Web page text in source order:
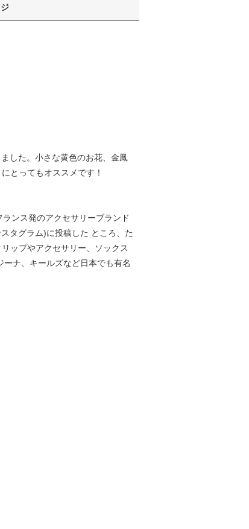
した。小さな黄色のお花、金鳳
とってもオススメです！
ンス発のアクセサリーブランド
タグラム)に投稿した ところ、た
ップやアクセサリー、ソックス
ナ、キールズなど日本でも有名